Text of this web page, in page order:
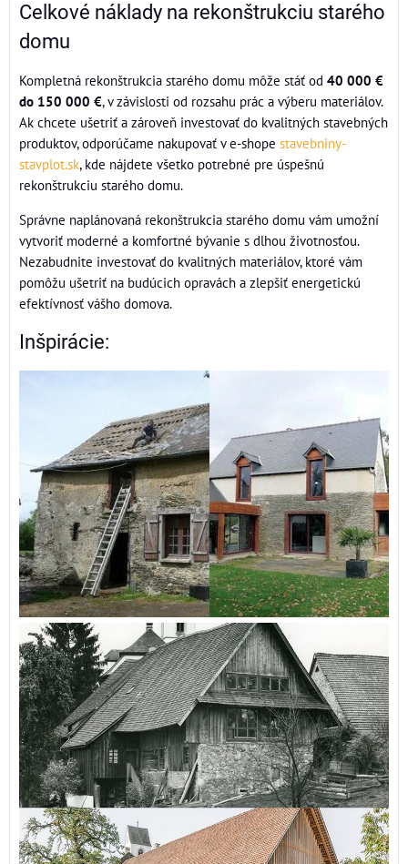
Celkové náklady na rekonštrukciu starého
domu
Kompletná rekonštrukcia starého domu môže stáť od 40 000 €
do 150 000 €, v závislosti od rozsahu prác a výberu materiálov.
Ak chcete ušetriť a zároveň investovať do kvalitných stavebných
produktov, odporúčame nakupovať v e-shope stavebniny-
stavplot.sk, kde nájdete všetko potrebné pre úspešnú
rekonštrukciu starého domu.
Správne naplánovaná rekonštrukcia starého domu vám umožní
vytvoriť moderné a komfortné bývanie s dlhou životnosťou.
Nezabudnite investovať do kvalitných materiálov, ktoré vám
pomôžu ušetriť na budúcich opravách a zlepšiť energetickú
efektívnosť vášho domova.
Inšpirácie: